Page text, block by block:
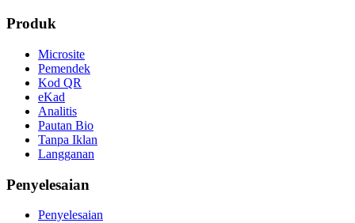
Produk
Microsite
Pemendek
Kod QR
eKad
Analitis
Pautan Bio
Tanpa Iklan
Langganan
Penyelesaian
Penyelesaian